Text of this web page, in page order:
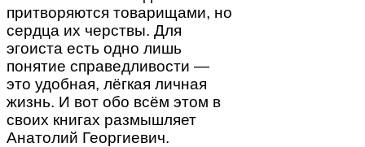
притворяются товарищами, но
сердца их черствы. Для
эгоиста есть одно лишь
понятие справедливости —
это удобная, лёгкая личная
жизнь. И вот обо всём этом в
своих книгах размышляет
Анатолий Георгиевич.